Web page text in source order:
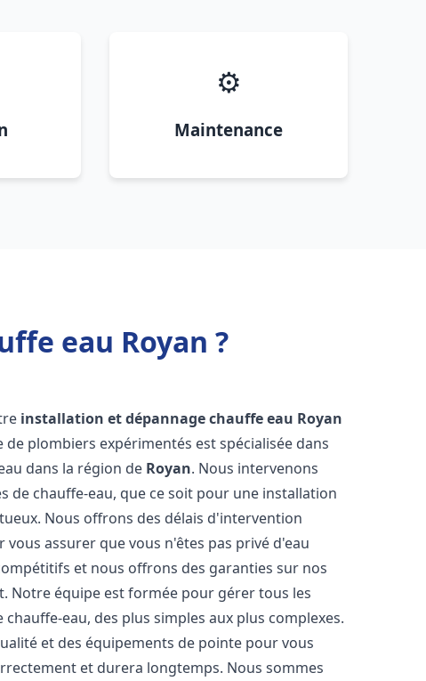
⚙️
Maintenance
eau Royan ?
installation et dépannage chauffe eau Royan
plombiers expérimentés est spécialisée dans
dans la région de Royan. Nous intervenons
chauffe-eau, que ce soit pour une installation
Nous offrons des délais d'intervention
assurer que vous n'êtes pas privé d'eau
et nous offrons des garanties sur nos
Notre équipe est formée pour gérer tous les
eau, des plus simples aux plus complexes.
et des équipements de pointe pour vous
et durera longtemps. Nous sommes